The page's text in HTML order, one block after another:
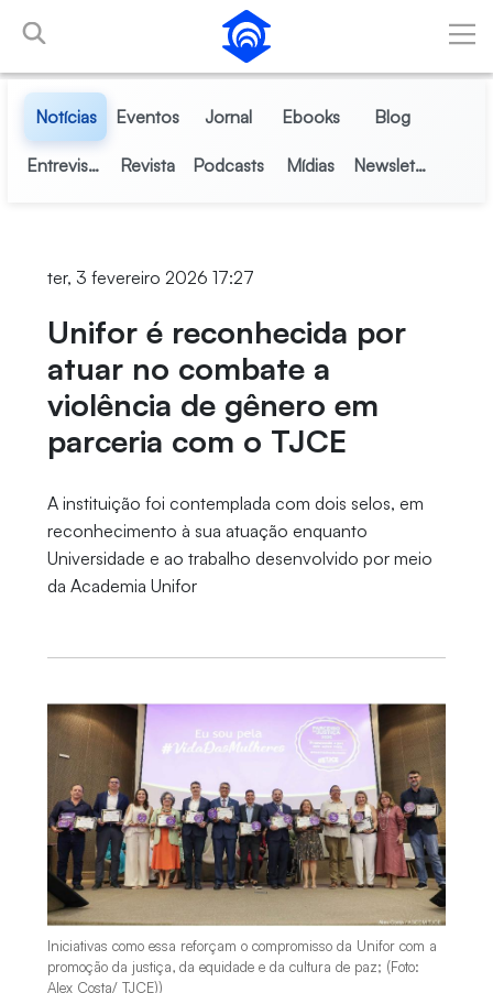
Pular para o Conteúdo principal
Notícias Eventos Jornal Ebooks Blog
Entrevistas Revista Podcasts Mídias Newsletter
ter, 3 fevereiro 2026 17:27
Unifor é reconhecida por
atuar no combate a
violência de gênero em
parceria com o TJCE
A instituição foi contemplada com dois selos, em
reconhecimento à sua atuação enquanto
Universidade e ao trabalho desenvolvido por meio
da Academia Unifor
Iniciativas como essa reforçam o compromisso da Unifor com a
promoção da justiça, da equidade e da cultura de paz; (Foto:
Alex Costa/ TJCE))